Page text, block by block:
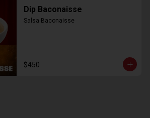
Dip Baconaisse
Salsa Baconaisse
$450